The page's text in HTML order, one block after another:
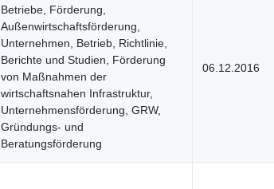
Betriebe, Förderung,
Außenwirtschaftsförderung,
Unternehmen, Betrieb, Richtlinie,
Berichte und Studien, Förderung
von Maßnahmen der
wirtschaftsnahen Infrastruktur,
Unternehmensförderung, GRW,
Gründungs- und
Beratungsförderung
06.12.2016